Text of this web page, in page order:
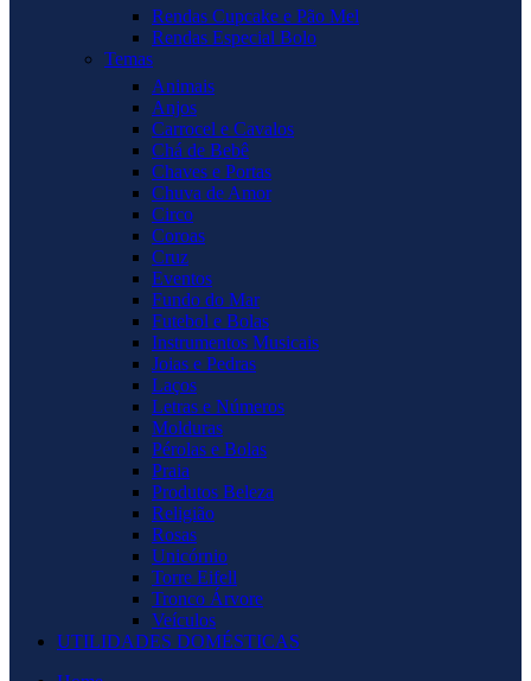
Rendas Cupcake e Pão Mel
Rendas Especial Bolo
Temas
Animais
Anjos
Carrocel e Cavalos
Chá de Bebê
Chaves e Portas
Chuva de Amor
Circo
Coroas
Cruz
Eventos
Fundo do Mar
Futebol e Bolas
Instrumentos Musicais
Joias e Pedras
Laços
Letras e Números
Molduras
Pérolas e Bolas
Praia
Produtos Beleza
Religião
Rosas
Unicórnio
Torre Eifell
Tronco Árvore
Veículos
UTILIDADES DOMÉSTICAS